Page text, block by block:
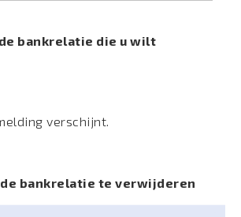
bankrelatie die u wilt
verschijnt.
de bankrelatie te verwijderen